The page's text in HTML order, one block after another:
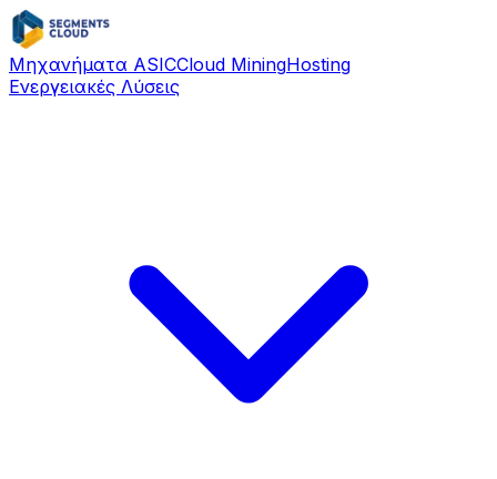
Μηχανήματα ASICCloud MiningHosting
Ενεργειακές Λύσεις